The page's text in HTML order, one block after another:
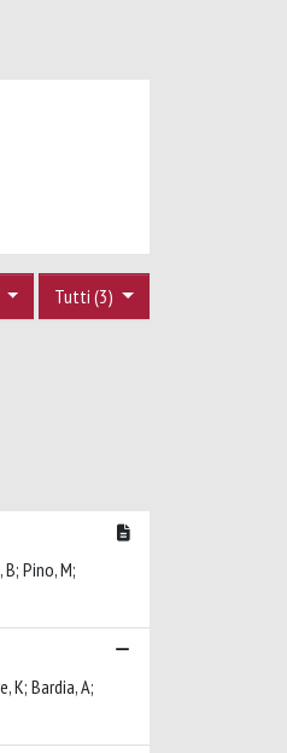
Tutti (3)
Pino, M;
K; Bardia, A;